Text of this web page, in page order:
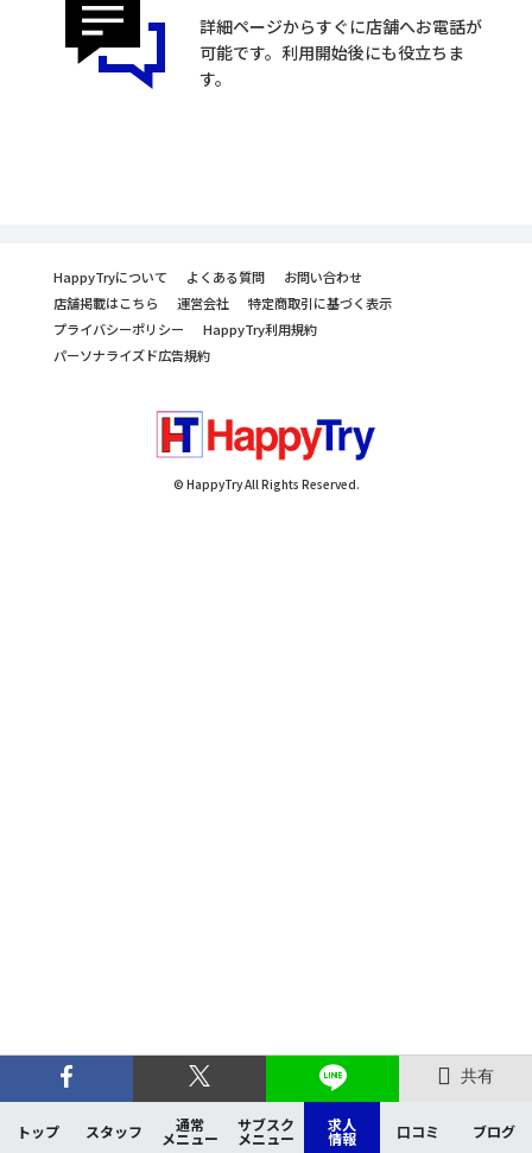
共有
トップ スタッフ 通常
メニュー
サブスク
メニュー
求人
情報 口コミ ブログ
詳細ページからすぐに店舗へお電話が
可能です。利用開始後にも役立ちま
す。
HappyTryについて よくある質問
お問い合わせ
店舗掲載はこちら
運営会社
特定商取引に基づく表示
プライバシーポリシー
HappyTry利用規約
パーソナライズド広告規約
© HappyTry All Rights Reserved.